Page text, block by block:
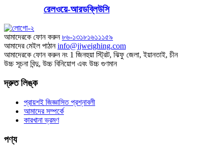
রেলওয়ে-আরডব্লিউসি
আমাদেরকে ফোন করুন ৮৬-১৩১৮১৬১১১৫৯
আমাদের মেইল ​​পাঠান info@jjweighing.com
আমাদেরকে ফোন করুন নং 1 জিনহুয়া স্ট্রিট, ঝিফু জেলা, ইয়ানতাই, চীন
উচ্চ সূচনা বিন্দু, উচ্চ বিনিয়োগ এবং উচ্চ গুণমান
দ্রুত লিঙ্ক
প্রায়শই জিজ্ঞাসিত প্রশ্নাবলী
আমাদের সম্পর্কে
কারখানা ভ্রমণ
পণ্য